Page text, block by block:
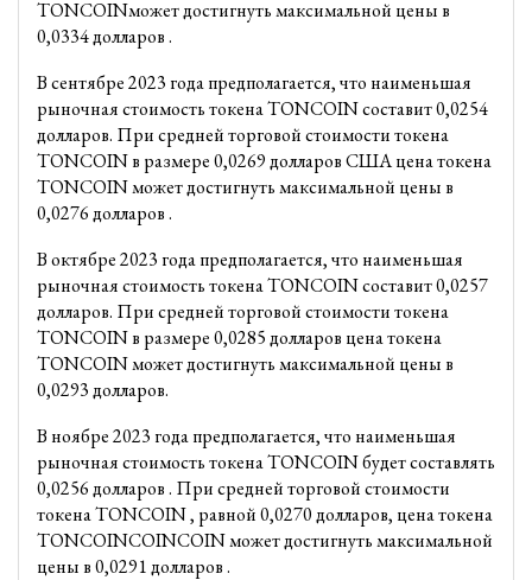
TONCOINможет достигнуть максимальной цены в
0,0334 долларов .
В сентябре 2023 года предполагается, что наименьшая
рыночная стоимость токена TONCOIN составит 0,0254
долларов. При средней торговой стоимости токена
TONCOIN в размере 0,0269 долларов США цена токена
TONCOIN может достигнуть максимальной цены в
0,0276 долларов .
В октябре 2023 года предполагается, что наименьшая
рыночная стоимость токена TONCOIN составит 0,0257
долларов. При средней торговой стоимости токена
TONCOIN в размере 0,0285 долларов цена токена
TONCOIN может достигнуть максимальной цены в
0,0293 долларов.
В ноябре 2023 года предполагается, что наименьшая
рыночная стоимость токена TONCOIN будет составлять
0,0256 долларов . При средней торговой стоимости
токена TONCOIN , равной 0,0270 долларов, цена токена
TONCOINCOINCOIN может достигнуть максимальной
цены в 0,0291 долларов .